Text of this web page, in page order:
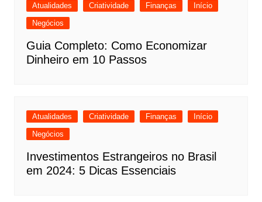
Atualidades Criatividade Finanças
Início
Negócios
Guia Completo: Como Economizar
Dinheiro em 10 Passos
Atualidades Criatividade Finanças
Início
Negócios
Investimentos Estrangeiros no Brasil
em 2024: 5 Dicas Essenciais